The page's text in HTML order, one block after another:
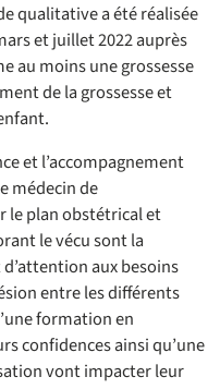
qualitative a été réalisée
et juillet 2022 auprès
au moins une grossesse
de la grossesse et
et l’accompagnement
médecin de
le plan obstétrical et
le vécu sont la
aux besoins
entre les différents
formation en
confidences ainsi qu’une
vont impacter leur